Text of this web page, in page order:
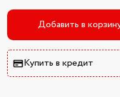
Добавить в
Купить в кредит